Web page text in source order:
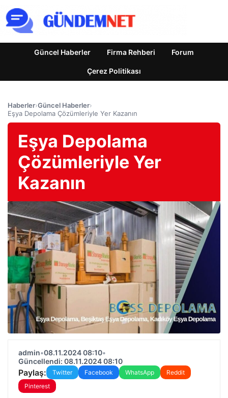
Güncel Haberler Firma Rehberi Forum
Çerez Politikası
Haberler›Güncel Haberler›
Eşya Depolama Çözümleriyle Yer Kazanın
Eşya Depolama
Çözümleriyle Yer
Kazanın
admin•08.11.2024 08:10•
Güncellendi: 08.11.2024 08:10
Paylaş: Twitter Facebook WhatsApp
Reddit
Pinterest